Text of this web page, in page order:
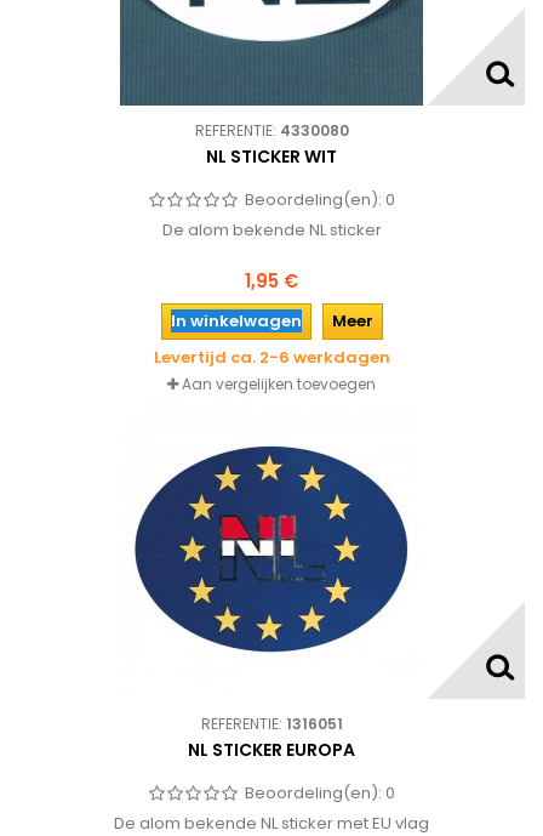
REFERENTIE: 4330080
NL STICKER WIT
Beoordeling(en): 0
De alom bekende NL sticker
1,95 €
In winkelwagen
Meer
Levertijd ca. 2-6 werkdagen
Aan vergelijken toevoegen
REFERENTIE: 1316051
NL STICKER EUROPA
Beoordeling(en): 0
De alom bekende NL sticker met EU vlag